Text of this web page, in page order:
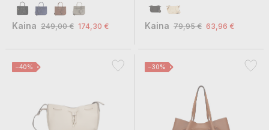
Kaina 249,00 € 174,30 € Kaina 79,95 € 63,96 €
−40% −30%